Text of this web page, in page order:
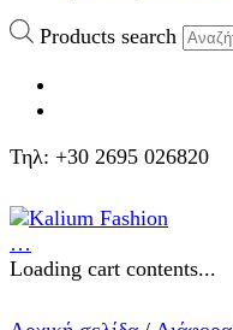
Products search
Τηλ: +30 2695 026820
…
Loading cart contents...